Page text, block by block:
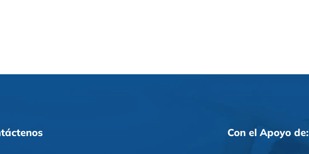
Con el Apoyo de: